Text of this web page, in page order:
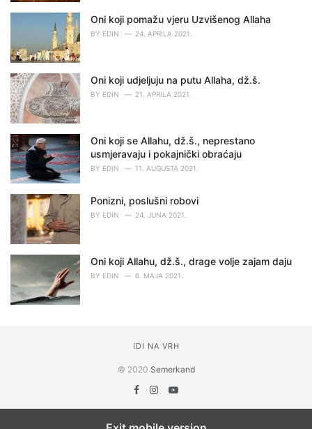
Oni koji pomažu vjeru Uzvišenog Allaha
BY EDIN 24. APRILA 2021.
Oni koji udjeljuju na putu Allaha, dž.š.
BY EDIN 21. APRILA 2021.
Oni koji se Allahu, dž.š., neprestano
usmjeravaju i pokajnički obraćaju
BY EDIN 11. AUGUSTA 2021.
Ponizni, poslušni robovi
BY EDIN 24. JUNA 2021.
Oni koji Allahu, dž.š., drage volje zajam daju
BY EDIN 6. MAJA 2021.
IDI NA VRH
© 2020 Semerkand